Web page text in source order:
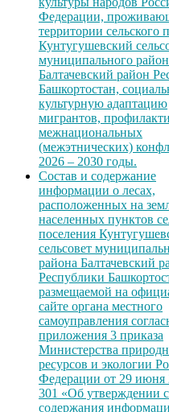
Федерации,
территории сельского
Кунтугушевский
муниципального
Балтачевский район
Башкортостан,
культурную адаптацию
мигрантов,
межнациональных
(межэтнических)
2026 – 2030 годы.
Состав и содержание
информации о лесах,
расположенных на
населенных пунктов
поселения
сельсовет
района Балтачевский
Республики
размещаемой на
сайте органа местного
самоуправления
приложения 3 приказа
Министерства
ресурсов и экологии
Федерации от 29 июня
301 «Об утверждении
содержания